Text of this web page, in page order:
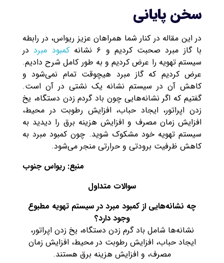
سخن پایانی
در این مقاله در کنار شما همراهان عزیز ریواس، در رابطه
با گاز مبرد صحبت کردیم و ۶ نشانه
کمبود مبرددر
سیستم تهویه را عرض کردیم و به طور کامل شرح دادیم.
عرض کردیم که گاز مبرد هیچوقت تمام نمی‌شود و
کاهش آن در سیستم نشانه یک نشتی در آن است.
گفتیم که اگر نشانه‌هایی چون باد گردم زدن دستگاه، یخ
زدن اپراتور، ایجاد حباب، افزایش رطوبت در محیط،
افزایش زمان مصرف و افزایش هزینه برق را دیدید به
سیستم تهویه خود مشکوک شوید. چون کمبود مبرد به
کاهش ظرفیت برودتی و حرارتی منجر می‌شود.
منبع: ریواس جنوب
سوالات متداول
چه نشانه‌هایی از کمبود مبرد در سیستم تهویه مطبوع
وجود دارد؟
نشانه‌ها شامل باد گرم زدن دستگاه، یخ زدن اپراتور،
ایجاد حباب، افزایش رطوبت در محیط، افزایش زمان
مصرف، و افزایش هزینه برق هستند.